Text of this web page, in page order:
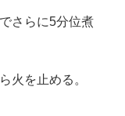
さらに5分位煮
火を止める。